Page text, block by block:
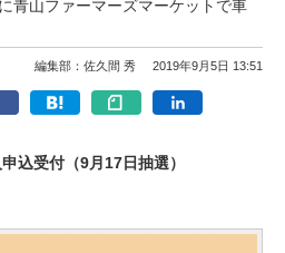
青山ファーマーズマーケットで車
編集部：佐久間 秀 2019年9月5日 13:51
込受付（9月17日抽選）